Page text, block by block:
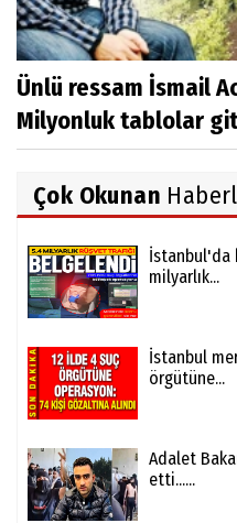
Ünlü ressam İsmail
Milyonluk tablolar
Çok Okunan
İstanbul'da
milyarlık...
İstanbul
örgütüne...
Adalet
etti......